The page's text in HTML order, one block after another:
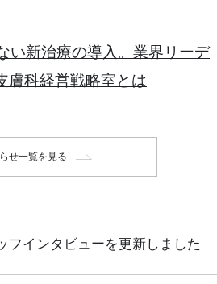
い新治療の導入。業界リーデ
膚科経営戦略室とは
せ一覧を見る
フインタビューを更新しました